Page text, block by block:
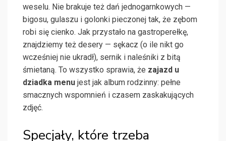
weselu. Nie brakuje też dań jednogarnkowych —
bigosu, gulaszu i golonki pieczonej tak, że zębom
robi się cienko. Jak przystało na gastroperełkę,
znajdziemy też desery — sękacz (o ile nikt go
wcześniej nie ukradł), sernik i naleśniki z bitą
śmietaną. To wszystko sprawia, że zajazd u
dziadka menu jest jak album rodzinny: pełne
smacznych wspomnień i czasem zaskakujących
zdjęć.
Specjały, które trzeba